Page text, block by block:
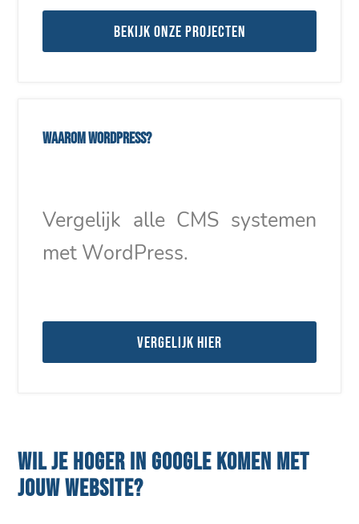
Bekijk onze projecten
Waarom WordPress?
Vergelijk alle CMS systemen
met WordPress.
Vergelijk hier
WIL JE HOGER IN GOOGLE KOMEN MET
JOUW WEBSITE?